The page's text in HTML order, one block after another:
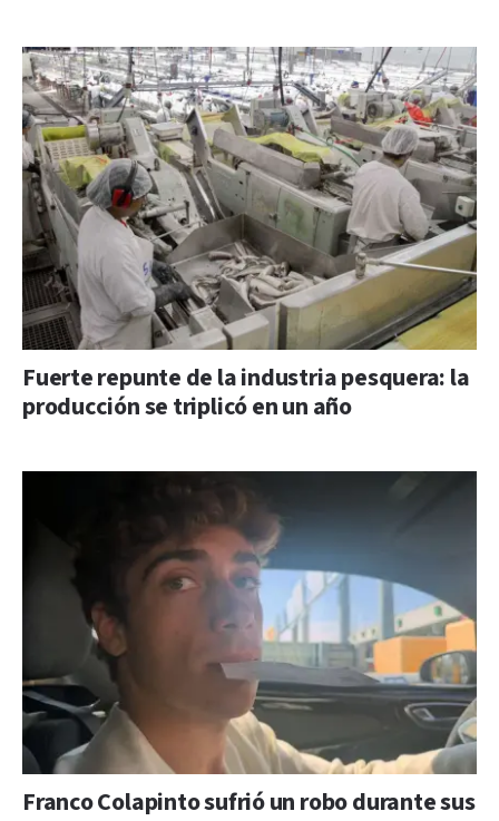
Fuerte repunte de la industria pesquera: la
producción se triplicó en un año
Franco Colapinto sufrió un robo durante sus